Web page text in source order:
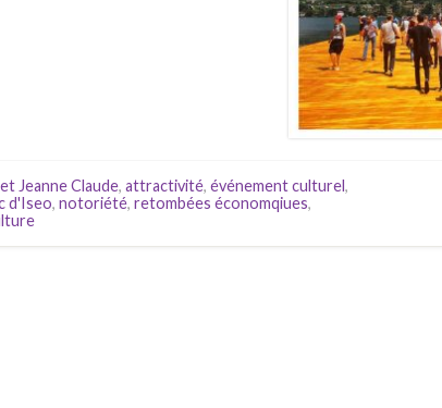
Jeanne Claude, attractivité, événement culturel,
d'Iseo, notoriété, retombées économqiues,